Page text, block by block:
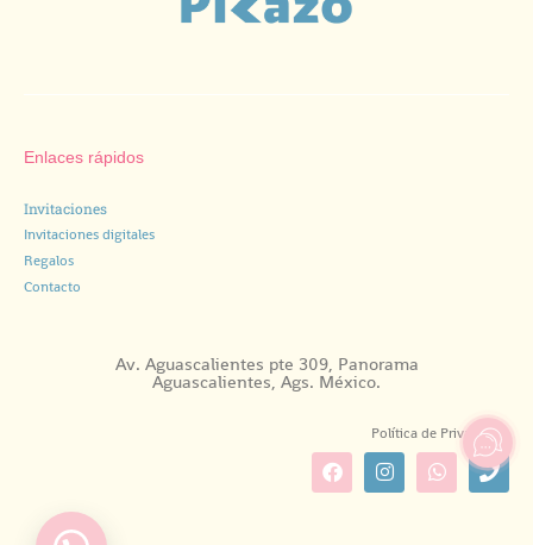
Enlaces rápidos
Invitaciones
Invitaciones digitales
Regalos
Contacto
Av. Aguascalientes pte 309, Panorama
Aguascalientes, Ags. México.
Política de Privacidad.